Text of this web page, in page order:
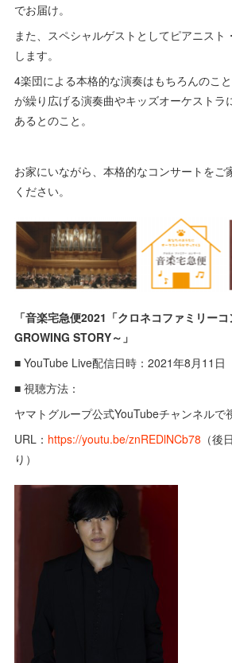
でお届け。
また、スペシャルゲストとしてピアニスト
します。
4楽団による本格的な演奏はもちろんのこ
が繰り広げる演奏曲やキッズオーケストラ
あるとのこと。
お家にいながら、本格的なコンサートをご
ください。
「音楽宅急便2021「クロネコファミリー
GROWING STORY～」
■ YouTube Live配信日時：2021年8月11日
■ 視聴方法：
ヤマトグループ公式YouTubeチャンネルで
URL： https://youtu.be/znREDlNCb78 （後
り）